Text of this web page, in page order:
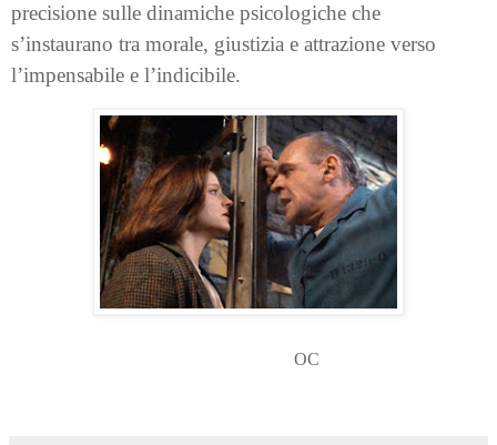
precisione sulle dinamiche psicologiche che
s’instaurano tra morale, giustizia e attrazione verso
l’impensabile e l’indicibile.
OC